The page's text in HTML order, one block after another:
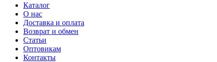
Каталог
О нас
Доставка и оплата
Возврат и обмен
Статьи
Оптовикам
Контакты